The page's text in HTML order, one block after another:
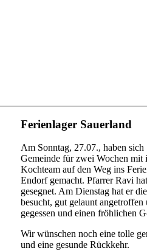
Ferienlager Sauerland
Am Sonntag, 27.07., haben
Gemeinde für zwei Wochen mit
Kochteam auf den Weg ins
Endorf gemacht. Pfarrer Ravi
gesegnet. Am Dienstag hat er
besucht, gut gelaunt
gegessen und einen fröhlichen
Wir wünschen noch eine tolle
und eine gesunde Rückkehr.